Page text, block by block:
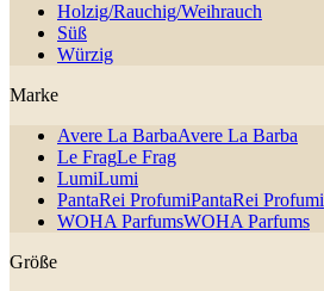
Holzig/Rauchig/Weihrauch
Süß
Würzig
Marke
Avere La BarbaAvere La Barba
Le FragLe Frag
LumiLumi
PantaRei ProfumiPantaRei Profumi
WOHA ParfumsWOHA Parfums
Größe